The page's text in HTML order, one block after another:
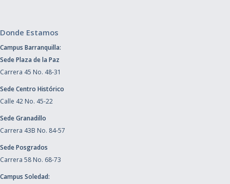
Donde Estamos
Campus Barranquilla:
Sede Plaza de la Paz
Carrera 45 No. 48-31
Sede Centro Histórico
Calle 42 No. 45-22
Sede Granadillo
Carrera 43B No. 84-57
Sede Posgrados
Carrera 58 No. 68-73
Campus Soledad: